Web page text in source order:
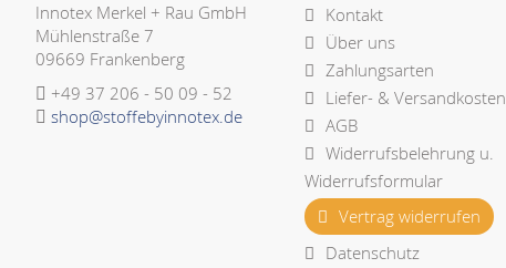
Innotex Merkel + Rau GmbH
Mühlenstraße 7
09669 Frankenberg
+49 37 206 - 50 09 - 52
shop@stoffebyinnotex.de
Kontakt
Über uns
Zahlungsarten
Liefer- & Versandkosten
AGB
Widerrufsbelehrung u.
Widerrufsformular
Vertrag widerrufen
Datenschutz